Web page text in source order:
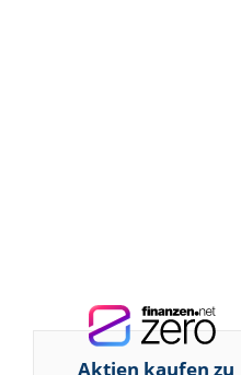
Aktien kaufen zu